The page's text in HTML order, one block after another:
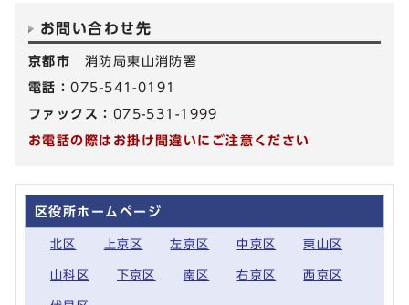
お問い合わせ先
京都市 消防局東山消防署
電話：075-541-0191
ファックス： 075-531-1999
お電話の際はお掛け間違いにご注意ください
区役所ホームページ
北区 上京区 左京区 中京区 東山区
山科区 下京区 南区 右京区 西京区